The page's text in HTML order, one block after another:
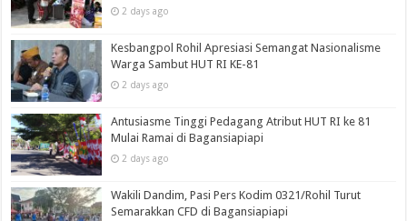
2 days ago
Kesbangpol Rohil Apresiasi Semangat Nasionalisme
Warga Sambut HUT RI KE-81
2 days ago
Antusiasme Tinggi Pedagang Atribut HUT RI ke 81
Mulai Ramai di Bagansiapiapi
2 days ago
Wakili Dandim, Pasi Pers Kodim 0321/Rohil Turut
Semarakkan CFD di Bagansiapiapi